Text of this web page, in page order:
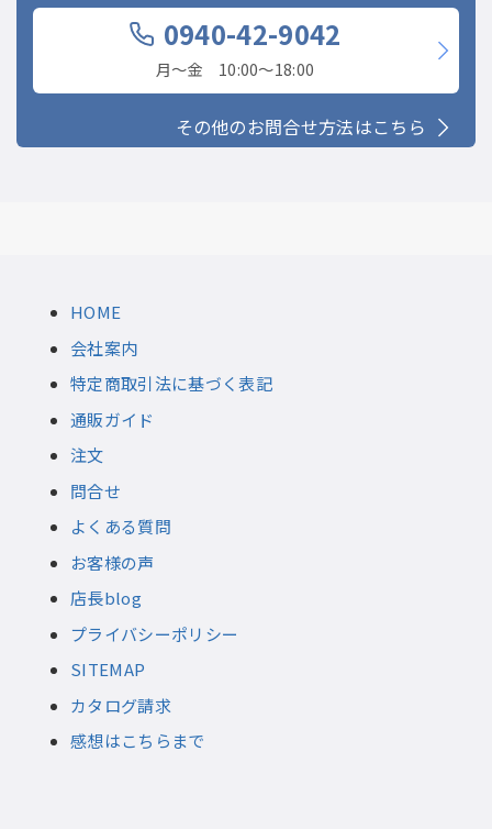
0940-42-9042
月〜金 10:00〜18:00
その他のお問合せ方法はこちら
HOME
会社案内
特定商取引法に基づく表記
通販ガイド
注文
問合せ
よくある質問
お客様の声
店長blog
プライバシーポリシー
SITEMAP
カタログ請求
感想はこちらまで